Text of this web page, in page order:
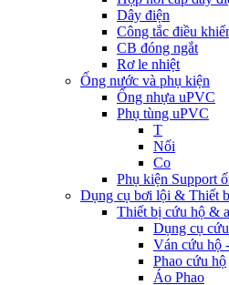
Dây điện
Công tắc điều
CB đóng ngắt
Rơ le nhiệt
Ống nước và phụ kiện
Ống nhựa uPVC
Phụ tùng uPVC
T
Nối
Co
Phụ kiện Support
Dụng cụ bơi lội & Thiết
Thiết bị cứu hộ &
Dụng cụ
Ván cứu hộ
Phao cứu hộ
Áo Phao